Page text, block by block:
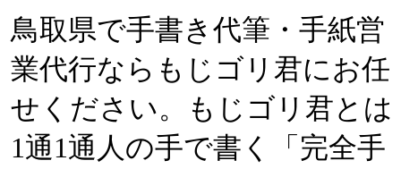
鳥取県で手書き代筆・手紙営
業代行ならもじゴリ君にお任
せください。もじゴリ君とは
1通1通人の手で書く「完全手